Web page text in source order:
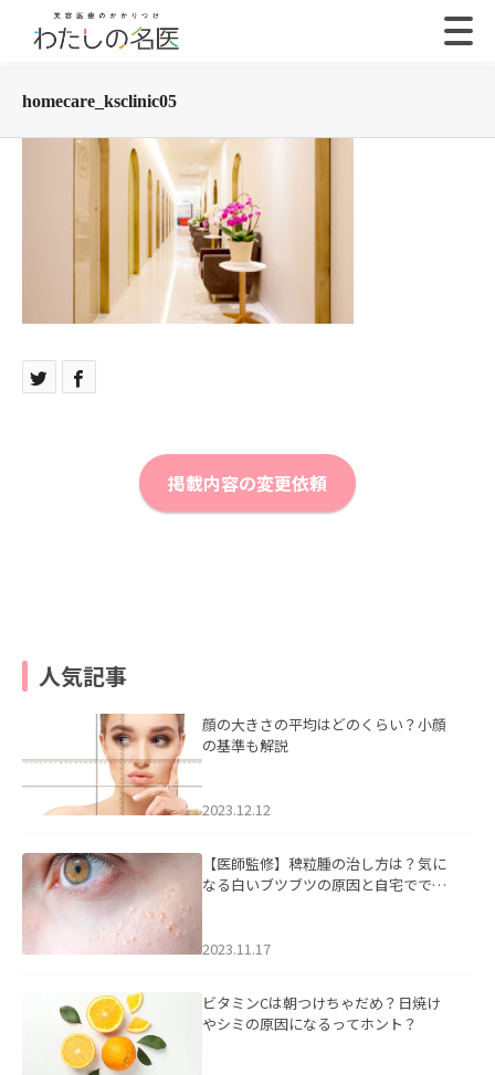
homecare_ksclinic05
掲載内容の変更依頼
人気記事
顔の大きさの平均はどのくらい？小顔
の基準も解説
2023.12.12
【医師監修】稗粒腫の治し方は？気に
なる白いブツブツの原因と自宅ででき
2023.11.17
ビタミンCは朝つけちゃだめ？日焼け
やシミの原因になるってホント？